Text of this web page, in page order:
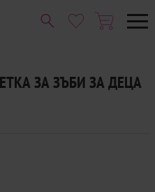
ЗА ЗЪБИ ЗА ДЕЦА